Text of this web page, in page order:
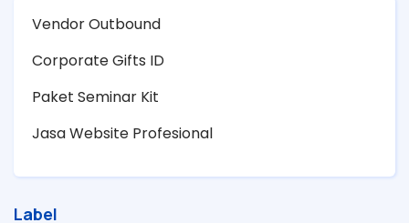
Vendor Outbound
Corporate Gifts ID
Paket Seminar Kit
Jasa Website Profesional
Label